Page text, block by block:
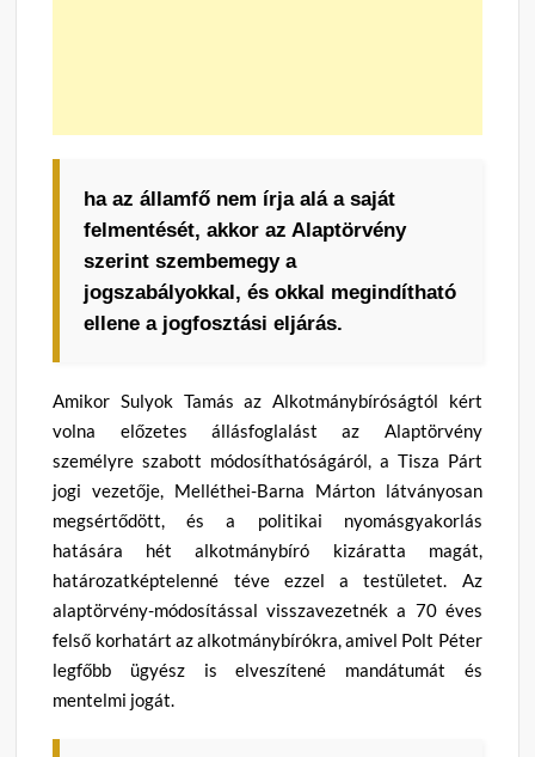
ha az államfő nem írja alá a saját
felmentését, akkor az Alaptörvény
szerint szembemegy a
jogszabályokkal, és okkal megindítható
ellene a jogfosztási eljárás.
Amikor Sulyok Tamás az Alkotmánybíróságtól kért
volna előzetes állásfoglalást az Alaptörvény
személyre szabott módosíthatóságáról, a Tisza Párt
jogi vezetője, Melléthei-Barna Márton látványosan
megsértődött, és a politikai nyomásgyakorlás
hatására hét alkotmánybíró kizáratta magát,
határozatképtelenné téve ezzel a testületet. Az
alaptörvény-módosítással visszavezetnék a 70 éves
felső korhatárt az alkotmánybírókra, amivel Polt Péter
legfőbb ügyész is elveszítené mandátumát és
mentelmi jogát.